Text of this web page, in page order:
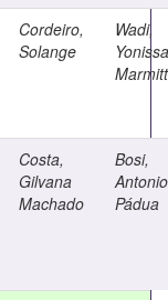
Cordeiro,
Solange
Wadi,
Yonissa
Marmitt
Costa,
Gilvana
Machado
Bosi,
Pádua